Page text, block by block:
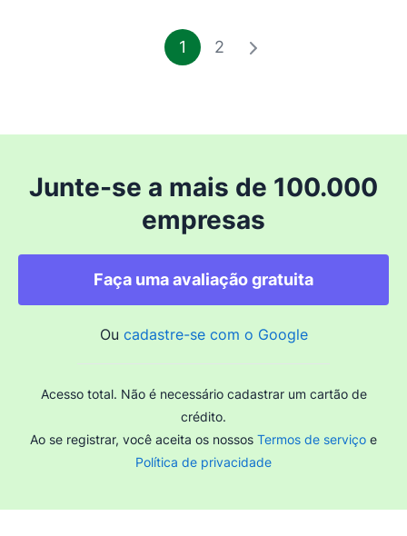
1 2
Junte-se a mais de 100.000
empresas
Faça uma avaliação gratuita
Ou cadastre-se com o Google
Acesso total. Não é necessário cadastrar um cartão de
crédito.
Ao se registrar, você aceita os nossos Termos de serviço e
Política de privacidade